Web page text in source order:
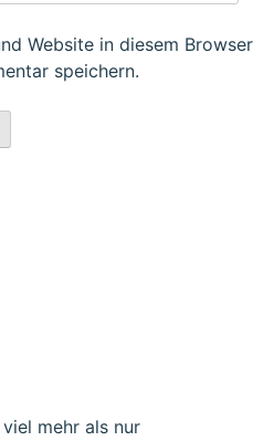
Website in diesem Browser
speichern.
mehr als nur